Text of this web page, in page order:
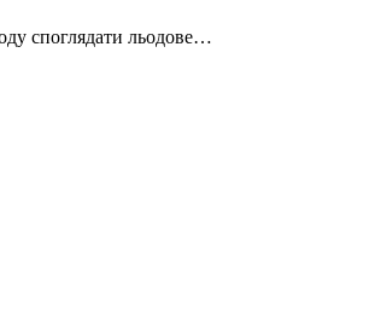
споглядати льодове…